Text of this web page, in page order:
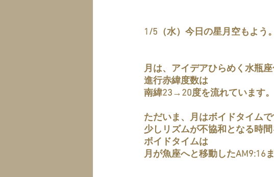
1/5（水）今日の星月空もよう。
月は、アイデアひらめく水瓶座
進行赤緯度数は
南緯23→20度を流れています。
ただいま、月はボイドタイムで
少しリズムが不協和となる時間
ボイドタイムは
月が魚座へと移動したAM9:16ま